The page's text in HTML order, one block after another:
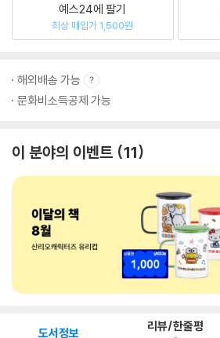
예스24에 팔기
최상 매입가 1,500원
해외배송 가능
문화비소득공제 가능
이 분야의 이벤트 11
도서정보 리뷰/한줄평